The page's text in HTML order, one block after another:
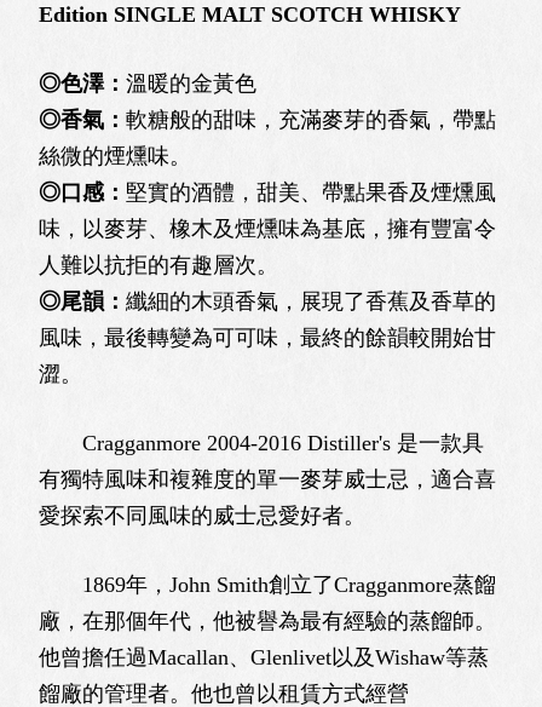
Edition SINGLE MALT SCOTCH WHISKY
◎色澤：溫暖的金黃色
◎香氣：軟糖般的甜味，充滿麥芽的香氣，帶點
絲微的煙燻味。
◎口感： 堅實的酒體，甜美、帶點果香及煙燻風
味，以麥芽、橡木及煙燻味為基底，擁有豐富令
人難以抗拒的有趣層次。
◎尾韻：纖細的木頭香氣，展現了香蕉及香草的
風味，最後轉變為可可味，最終的餘韻較開始甘
澀。
Cragganmore 2004-2016 Distiller's 是一款具
有獨特風味和複雜度的單一麥芽威士忌，適合喜
愛探索不同風味的威士忌愛好者。
1869年，John Smith創立了Cragganmore蒸餾
廠，在那個年代，他被譽為最有經驗的蒸餾師。
他曾擔任過Macallan、Glenlivet以及Wishaw等蒸
餾廠的管理者。他也曾以租賃方式經營